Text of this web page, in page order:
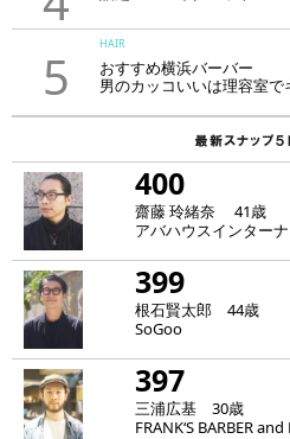
5
HAIR
おすすめ横浜バーバー
男のカッコいいは理容室で
400
齋藤 玲緒奈 41歳
アバハウスインター
399
根石賢太郎 44歳
SoGoo
397
三浦広基 30歳
FRANK‘S BARBER